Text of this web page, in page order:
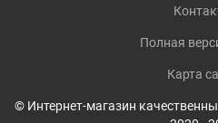
Полная
Карта
© Интернет-магазин